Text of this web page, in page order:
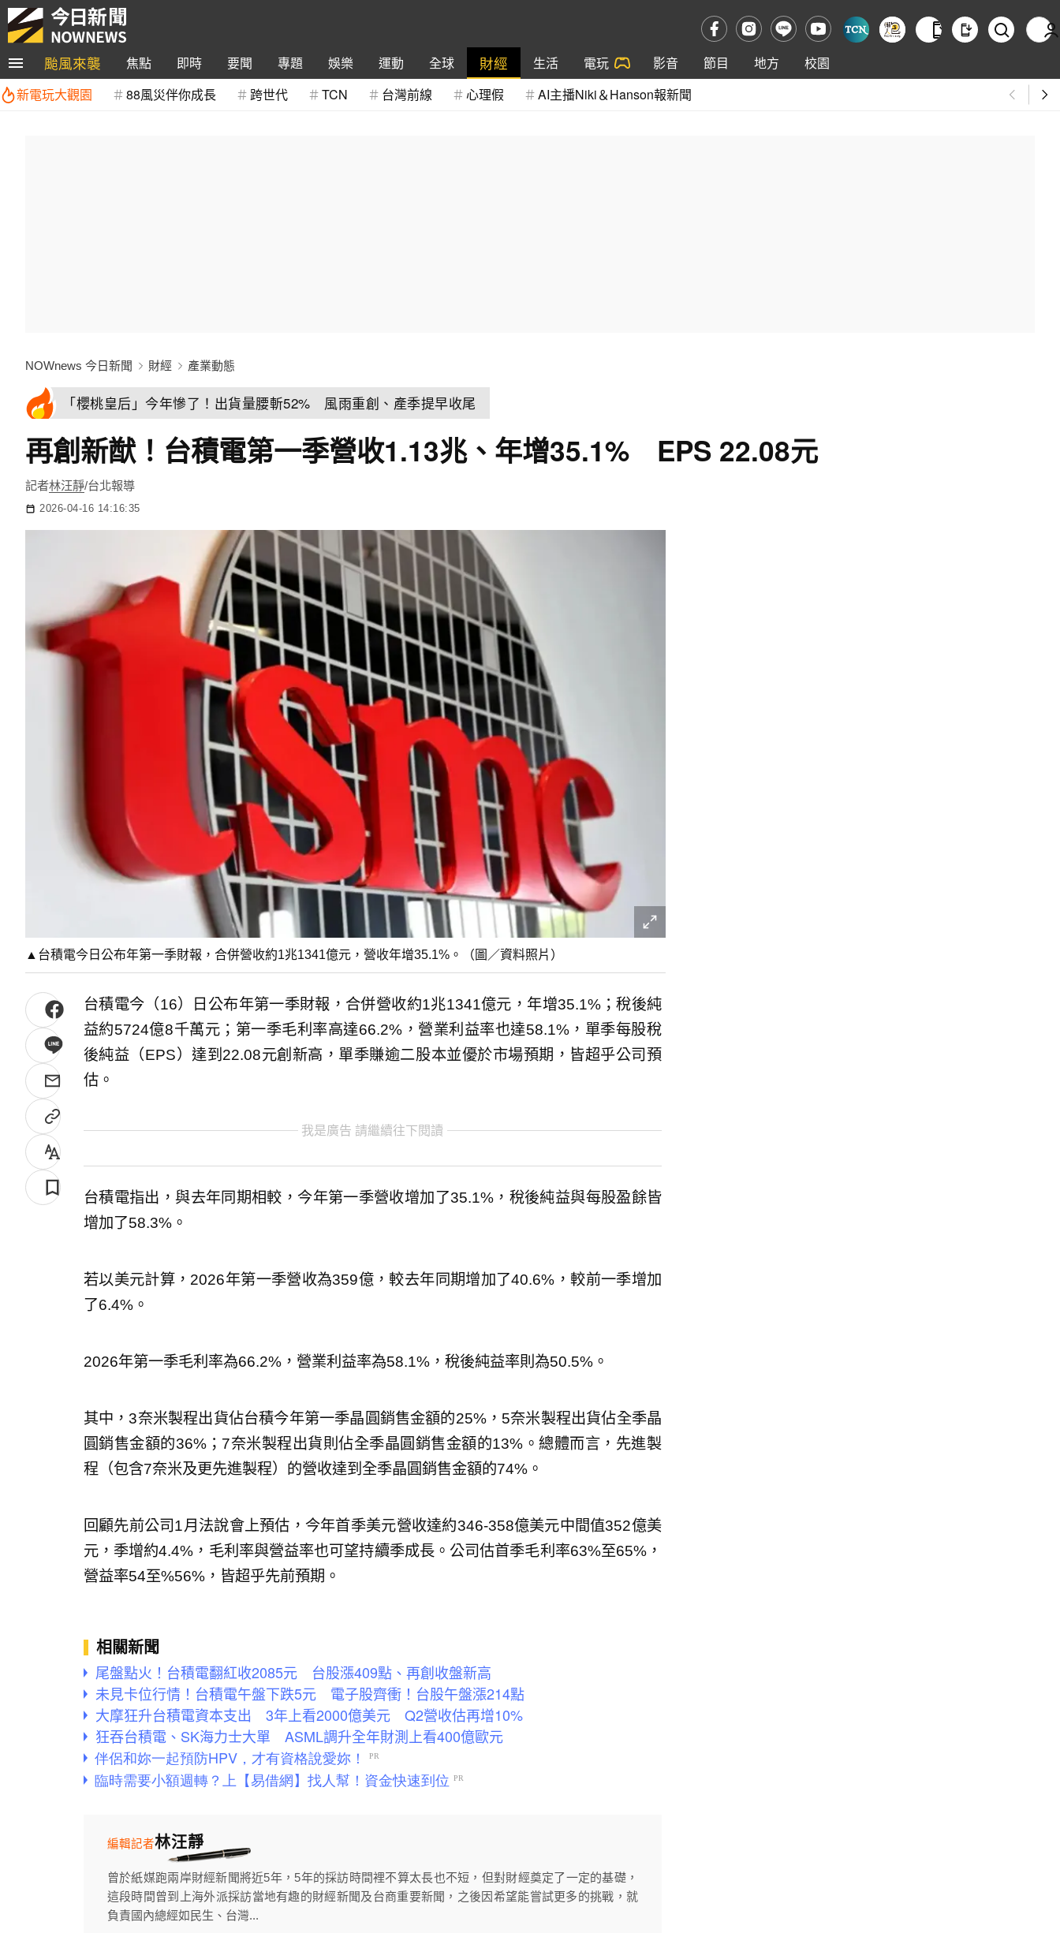
颱風來襲 焦點 即時 要聞 專題 娛樂 運動 全球 財經 生活 電玩 影音 節目 地方
校園
新電玩大觀園
88風災伴你成長 跨世代 TCN 台灣前線 心理假 AI主播Niki＆Hanson報新聞
NOWnews 今日新聞 財經 產業動態
「櫻桃皇后」今年慘了！出貨量腰斬52% 風雨重創、產季提早收尾
再創新猷！台積電第一季營收1.13兆、年增35.1% EPS 22.08元
記者林汪靜/台北報導
2026-04-16 14:16:35
▲台積電今日公布年第一季財報，合併營收約1兆1341億元，營收年增35.1%。（圖／資料照片）
台積電今（16）日公布年第一季財報，合併營收約1兆1341億元，年增35.1%；稅後純
益約5724億8千萬元；第一季毛利率高達66.2%，營業利益率也達58.1%，單季每股稅
後純益（EPS）達到22.08元創新高，單季賺逾二股本並優於市場預期，皆超乎公司預
估。
我是廣告 請繼續往下閱讀
台積電指出，與去年同期相較，今年第一季營收增加了35.1%，稅後純益與每股盈餘皆
增加了58.3%。
若以美元計算，2026年第一季營收為359億，較去年同期增加了40.6%，較前一季增加
了6.4%。
2026年第一季毛利率為66.2%，營業利益率為58.1%，稅後純益率則為50.5%。
其中，3奈米製程出貨佔台積今年第一季晶圓銷售金額的25%，5奈米製程出貨佔全季晶
圓銷售金額的36%；7奈米製程出貨則佔全季晶圓銷售金額的13%。總體而言，先進製
程（包含7奈米及更先進製程）的營收達到全季晶圓銷售金額的74%。
回顧先前公司1月法說會上預估，今年首季美元營收達約346-358億美元中間值352億美
元，季增約4.4%，毛利率與營益率也可望持續季成長。公司估首季毛利率63%至65%，
營益率54至%56%，皆超乎先前預期。
相關新聞
尾盤點火！台積電翻紅收2085元 台股漲409點、再創收盤新高
未見卡位行情！台積電午盤下跌5元 電子股齊衝！台股午盤漲214點
大摩狂升台積電資本支出 3年上看2000億美元 Q2營收估再增10%
狂吞台積電、SK海力士大單 ASML調升全年財測上看400億歐元
林汪靜
編輯記者
曾於紙媒跑兩岸財經新聞將近5年，5年的採訪時間裡不算太長也不短，但對財經奠定了一定的基礎，
這段時間曾到上海外派採訪當地有趣的財經新聞及台商重要新聞，之後因希望能嘗試更多的挑戰，就
負責國內總經如民生、台灣...